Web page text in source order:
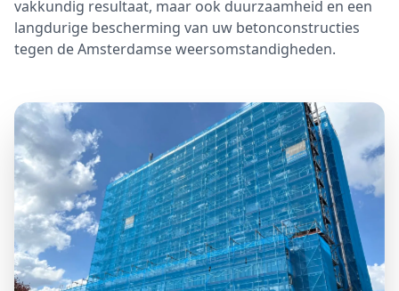
vakkundig resultaat, maar ook duurzaamheid en een
langdurige bescherming van uw betonconstructies
tegen de Amsterdamse weersomstandigheden.